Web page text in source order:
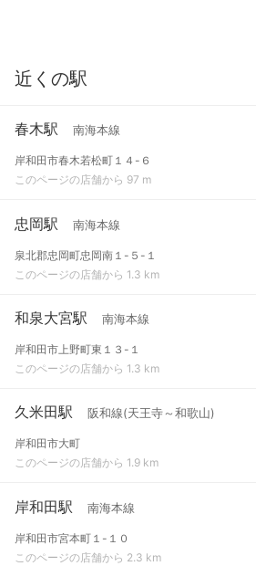
近くの駅
春木駅 南海本線
岸和田市春木若松町１４-６
このページの店舗から 97 m
忠岡駅 南海本線
泉北郡忠岡町忠岡南１-５-１
このページの店舗から 1.3 km
和泉大宮駅 南海本線
岸和田市上野町東１３-１
このページの店舗から 1.3 km
久米田駅 阪和線(天王寺～和歌山)
岸和田市大町
このページの店舗から 1.9 km
岸和田駅 南海本線
岸和田市宮本町１-１０
このページの店舗から 2.3 km